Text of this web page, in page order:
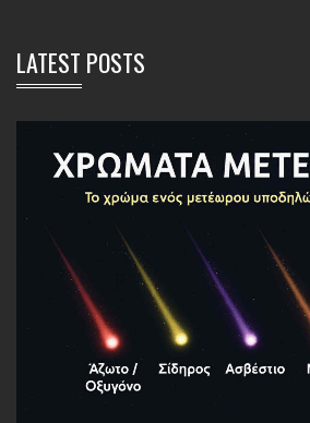
LATEST POSTS